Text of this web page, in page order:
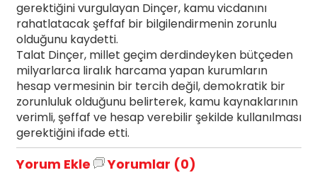
gerektiğini vurgulayan Dinçer, kamu vicdanını
rahatlatacak şeffaf bir bilgilendirmenin zorunlu
olduğunu kaydetti.
Talat Dinçer, millet geçim derdindeyken bütçeden
milyarlarca liralık harcama yapan kurumların
hesap vermesinin bir tercih değil, demokratik bir
zorunluluk olduğunu belirterek, kamu kaynaklarının
verimli, şeffaf ve hesap verebilir şekilde kullanılması
gerektiğini ifade etti.
Yorum Ekle Yorumlar (0)